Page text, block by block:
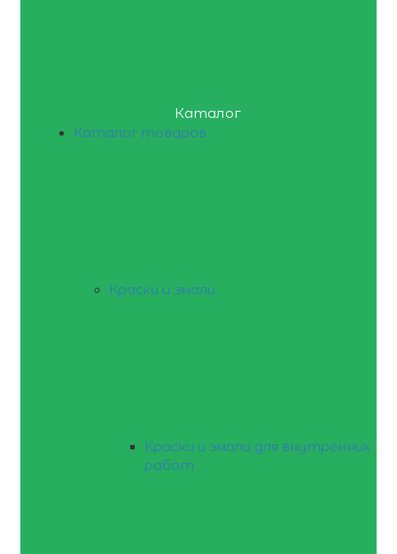
Каталог
Каталог товаров
Краски и эмали
Краски и эмали для внутренних
работ